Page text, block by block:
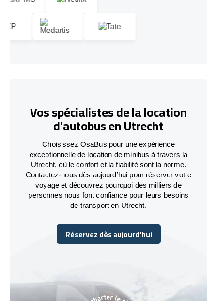
Vos spécialistes de la location
d'autobus en Utrecht
Choisissez OsaBus pour une expérience
exceptionnelle de location de minibus à travers la
Utrecht, où le confort et la fiabilité sont la norme.
Contactez-nous dès aujourd’hui pour réserver votre
voyage et découvrez pourquoi des milliers de
personnes nous font confiance pour leurs besoins
de transport en Utrecht.
Réservez dès aujourd'hui
Réservez dès aujourd'hui